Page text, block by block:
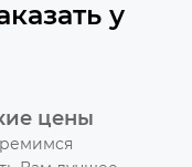
у
цены